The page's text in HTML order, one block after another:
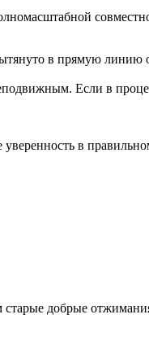
в прямую линию
Если в
в
старые добрые